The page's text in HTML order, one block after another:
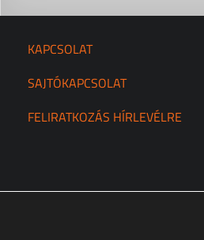
KAPCSOLAT
SAJTÓKAPCSOLAT
FELIRATKOZÁS HÍRLEVÉLRE